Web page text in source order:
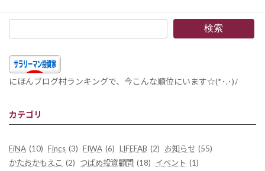
検索
にほんブログ村ランキングで、今こんな順位にいます☆(*･.･)ﾉ
カテゴリ
FiNA (10) Fincs (3) FIWA (6) LIFEFAB (2) お知らせ (55)
かたおかもえこ (2) つばめ投資顧問 (18) イベント (1)